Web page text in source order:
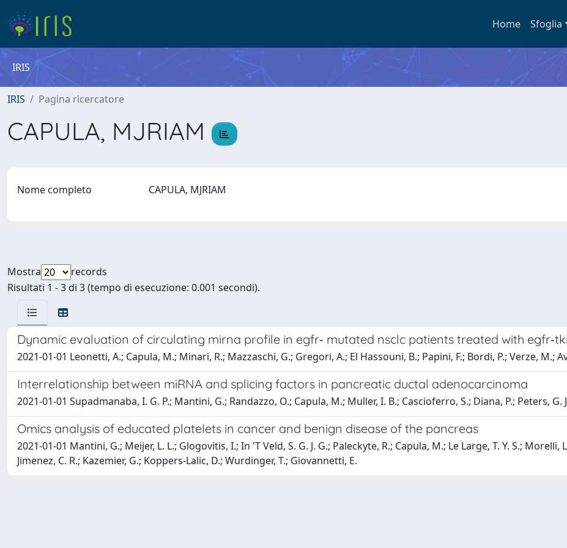
Home Sfoglia
IRIS
IRIS Pagina ricercatore
CAPULA, MJRIAM
Nome completo CAPULA, MJRIAM
Mostra
records
Risultati 1 - 3 di 3 (tempo di esecuzione: 0.001 secondi).
Dynamic evaluation of circulating mirna profile in egfr‐ mutated nsclc patients treated with
2021-01-01 Leonetti, A.; Capula, M.; Minari, R.; Mazzaschi, G.; Gregori, A.; El Hassouni, B.; Papini, F.; Bordi, P.; Verze, M.;
Interrelationship between miRNA and splicing factors in pancreatic ductal adenocarcinoma
2021-01-01 Supadmanaba, I. G. P.; Mantini, G.; Randazzo, O.; Capula, M.; Muller, I. B.; Cascioferro, S.; Diana, P.; Peters, G.
Omics analysis of educated platelets in cancer and benign disease of the pancreas
2021-01-01 Mantini, G.; Meijer, L. L.; Glogovitis, I.; In 'T Veld, S. G. J. G.; Paleckyte, R.; Capula, M.; Le Large, T. Y. S.; Morelli,
Jimenez, C. R.; Kazemier, G.; Koppers-Lalic, D.; Wurdinger, T.; Giovannetti, E.